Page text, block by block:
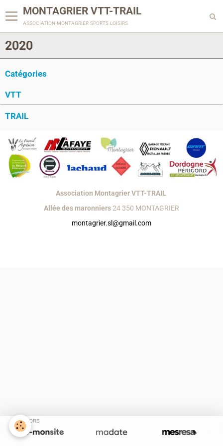
MONTAGRIER VTT-TRAIL
association montagrier sports loisirs
2020
Catégories
VTT
TRAIL
Association Montagrier VTT-TRAIL
Allée des maronniers24 350 MONTAGRIER
montagrier.sl@gmail.com
SPONSORS